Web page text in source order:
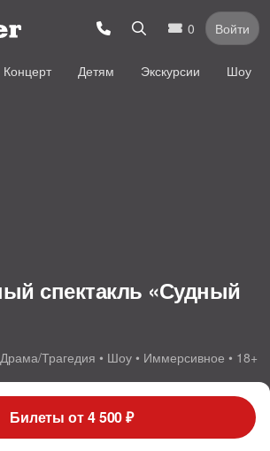
0 Войти
Концерт Детям Экскурсии Шоу
спектакль «Судный
Драма/Трагедия • Шоу • Иммерсивное • 18+
Билеты от 4 500 ₽